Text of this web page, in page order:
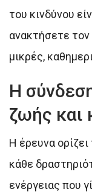
του κινδύνου
ανακτήσετε
μικρές,
Η
ζωής και
Η έρευνα
κάθε
ενέργειας που